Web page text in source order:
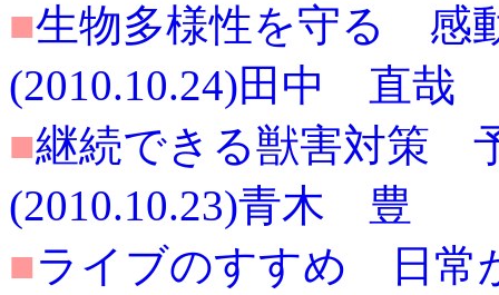
■生物多様性を守る 感
(2010.10.24)田中 直哉
■継続できる獣害対策
(2010.10.23)青木 豊
■ライブのすすめ 日常